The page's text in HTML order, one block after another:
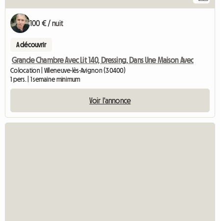
100 € / nuit
A découvrir
Grande Chambre Avec Lit 140, Dressing, Dans Une Maison Avec
Colocation | Villeneuve-lès-Avignon (30400)
1 pers. | 1 semaine minimum
Voir l'annonce